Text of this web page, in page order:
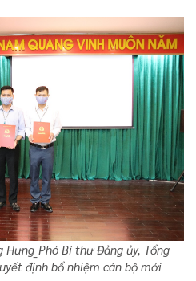
Bí thư Đảng ủy, Tổng
định bổ nhiệm cán bộ mới